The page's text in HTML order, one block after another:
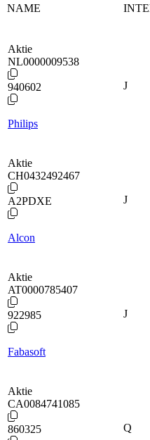
NAME
Aktie
NL0000009538
940602
Philips
J
Aktie
CH0432492467
A2PDXE
Alcon
J
Aktie
AT0000785407
922985
Fabasoft
J
Aktie
CA0084741085
860325 Q